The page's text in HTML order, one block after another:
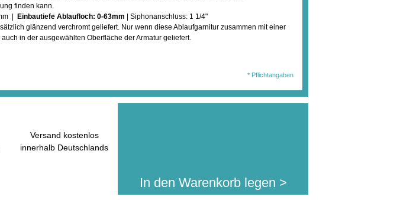
finden kann.
| Einbautiefe Ablaufloch: 0-63mm | Siphonanschluss: 1 1/4"
glänzend verchromt geliefert. Nur wenn diese Ablaufgarnitur zusammen mit einer
in der ausgewählten Oberfläche der Armatur geliefert.
* Pflichtangaben
Versand kostenlos
innerhalb Deutschlands
In den Warenkorb legen >
erhalten Sie diesen Artikel